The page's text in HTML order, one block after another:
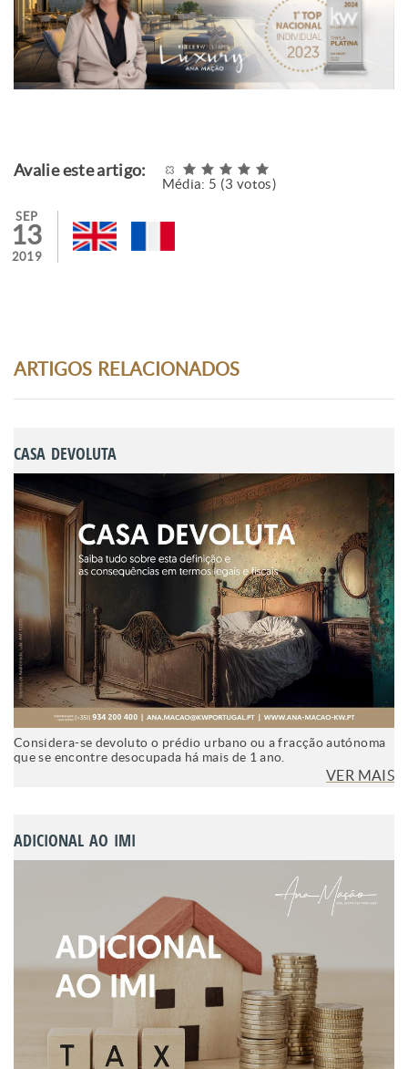
Avalie este artigo:
Média: 5 (3 votos)
SEP
13
2019
ARTIGOS RELACIONADOS
CASA DEVOLUTA
Considera-se devoluto o prédio urbano ou a fracção autónoma
que se encontre desocupada há mais de 1 ano.
VER MAIS
ADICIONAL AO IMI